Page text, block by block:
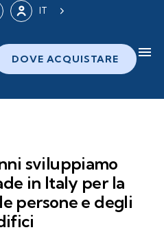
IT
DOVE ACQUISTARE menu
sviluppiamo
in Italy per la
persone e degli